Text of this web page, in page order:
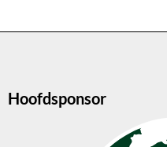
Hoofdsponsor